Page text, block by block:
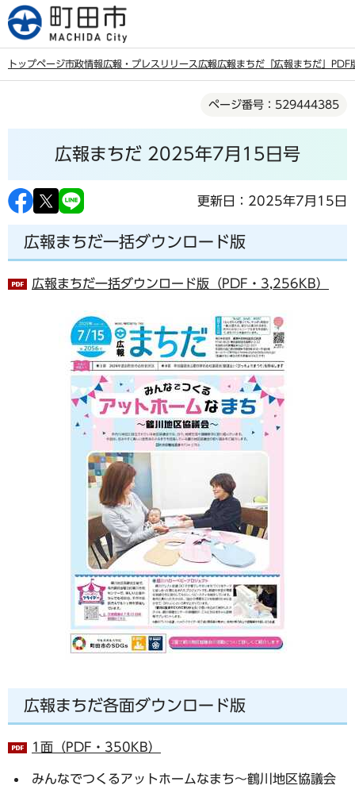
こ
の
す
トップページ市政情報広報・プレスリリース 広報広報まちだ 「広報まちだ」PDF
ら
ページ番号：529444385
広報まちだ 2025年7月15日号
更新日：2025年7月15日
広報まちだ一括ダウンロード版
広報まちだ一括ダウンロード版（PDF・3,256KB）
広報まちだ各面ダウンロード版
1面（PDF・350KB）
みんなでつくるアットホームなまち～鶴川地区協議会